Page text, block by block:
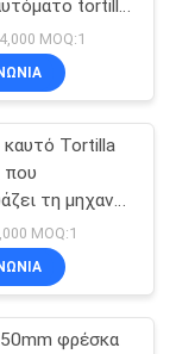
tortilla
τη
MOQ:1
Tortilla
τη μηχανή
τη
MOQ:1
φρέσκα